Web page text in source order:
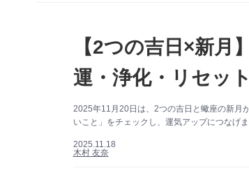
【2つの吉日×新月
運・浄化・リセッ
2025年11月20日は、2つの吉日と蠍座の新月
いこと」をチェックし、運気アップにつなげ
2025.11.18
木村 友奈